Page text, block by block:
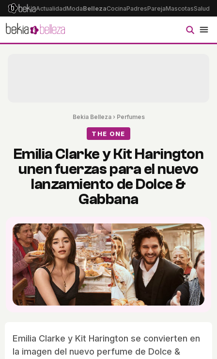
ActualidadModaBellezaCocinaPadresParejaMascotasSalud
Bekia Belleza› Perfumes
THE ONE
Emilia Clarke y Kit Harington
unen fuerzas para el nuevo
lanzamiento de Dolce &
Gabbana
Emilia Clarke y Kit Harington se convierten en
la imagen del nuevo perfume de Dolce &